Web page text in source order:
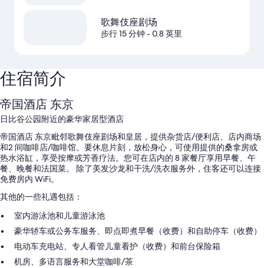
歌舞伎座剧场
步行 15 分钟- 0.8 英里
住宿简介
帝国酒店 东京
日比谷公园附近的豪华家居型酒店
帝国酒店 东京毗邻歌舞伎座剧场和皇居，提供杂货店/便利店、店内商场
和2 间咖啡店/咖啡馆。要休息片刻，放松身心，可使用提供的桑拿房或
热水浴缸，享受按摩或芳香疗法。您可在店内的 8 家餐厅享用早餐、午
餐、晚餐和法国菜。 除了美发沙龙和干洗/洗衣服务外，住客还可以连接
免费房内 WiFi。
其他的一些礼遇包括：
室内游泳池和儿童游泳池
豪华轿车或公务车服务、即点即煮早餐（收费）和自助停车（收费）
电动车充电站、专人看管儿童看护（收费）和前台保险箱
机房、多语言服务和大堂咖啡/茶